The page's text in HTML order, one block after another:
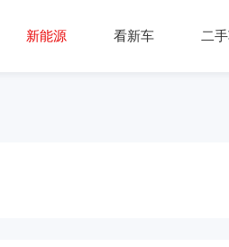
新能源 看新车 二